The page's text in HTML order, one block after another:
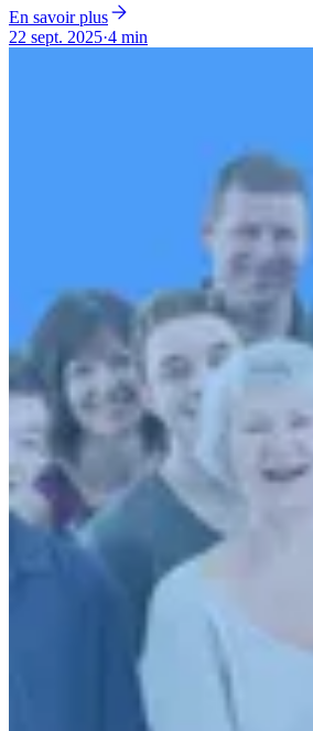
En savoir plus
22 sept. 2025·4 min